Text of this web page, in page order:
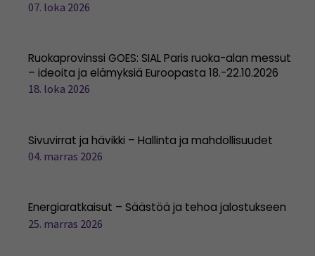
07. loka 2026
Ruokaprovinssi GOES: SIAL Paris ruoka-alan messut
– ideoita ja elämyksiä Euroopasta 18.-22.10.2026
18. loka 2026
Sivuvirrat ja hävikki – Hallinta ja mahdollisuudet
04. marras 2026
Energiaratkaisut – Säästöä ja tehoa jalostukseen
25. marras 2026